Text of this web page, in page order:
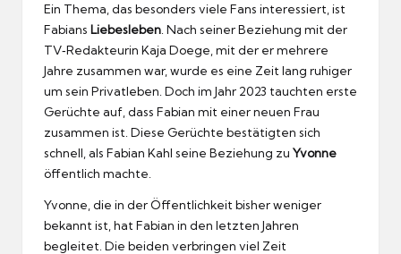
Ein Thema, das besonders viele Fans interessiert, ist
Fabians Liebesleben . Nach seiner Beziehung mit der
TV‑Redakteurin Kaja Doege, mit der er mehrere
Jahre zusammen war, wurde es eine Zeit lang ruhiger
um sein Privatleben. Doch im Jahr 2023 tauchten erste
Gerüchte auf, dass Fabian mit einer neuen Frau
zusammen ist. Diese Gerüchte bestätigten sich
schnell, als Fabian Kahl seine Beziehung zu Yvonne
öffentlich machte.
Yvonne, die in der Öffentlichkeit bisher weniger
bekannt ist, hat Fabian in den letzten Jahren
begleitet. Die beiden verbringen viel Zeit